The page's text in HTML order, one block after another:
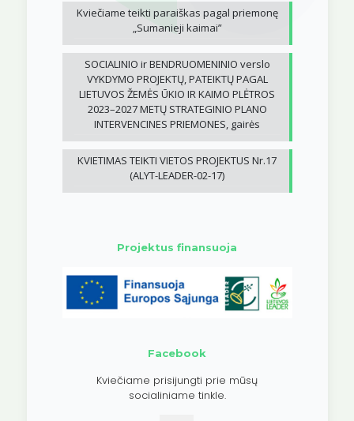
Kviečiame teikti paraiškas pagal priemonę
„Sumanieji kaimai”
SOCIALINIO ir BENDRUOMENINIO verslo
VYKDYMO PROJEKTŲ, PATEIKTŲ PAGAL
LIETUVOS ŽEMĖS ŪKIO IR KAIMO PLĖTROS
2023–2027 METŲ STRATEGINIO PLANO
INTERVENCINES PRIEMONES, gairės
KVIETIMAS TEIKTI VIETOS PROJEKTUS Nr.17
(ALYT-LEADER-02-17)
Projektus finansuoja
Facebook
Kviečiame prisijungti prie mūsų
socialiniame tinkle.